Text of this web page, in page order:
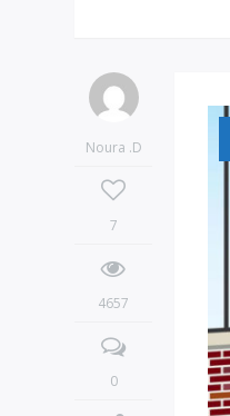
Noura .D
7
4657
0